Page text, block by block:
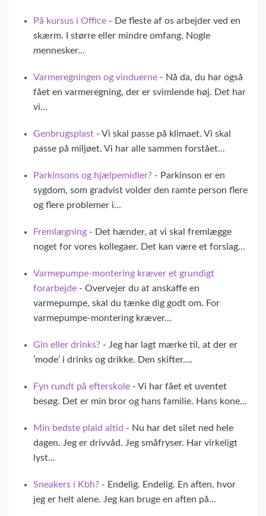
På kursus i Office - De fleste af os arbejder ved en
skærm. I større eller mindre omfang. Nogle
mennesker...
Varmeregningen og vinduerne - Nå da, du har også
fået en varmeregning, der er svimlende høj. Det har
vi...
Genbrugsplast - Vi skal passe på klimaet. Vi skal
passe på miljøet. Vi har alle sammen forstået...
Parkinsons og hjælpemidler? - Parkinson er en
sygdom, som gradvist volder den ramte person flere
og flere problemer i...
Fremlægning - Det hænder, at vi skal fremlægge
noget for vores kollegaer. Det kan være et forslag...
Varmepumpe-montering kræver et grundigt
forarbejde - Overvejer du at anskaffe en
varmepumpe, skal du tænke dig godt om. For
varmepumpe-montering kræver...
Gin eller drinks? - Jeg har lagt mærke til, at der er
’mode’ i drinks og drikke. Den skifter....
Fyn rundt på efterskole - Vi har fået et uventet
besøg. Det er min bror og hans familie. Hans kone...
Min bedste plaid altid - Nu har det silet ned hele
dagen. Jeg er drivvåd. Jeg småfryser. Har virkeligt
lyst...
Sneakers i Kbh? - Endelig. Endelig. En aften, hvor
jeg er helt alene. Jeg kan bruge en aften på...